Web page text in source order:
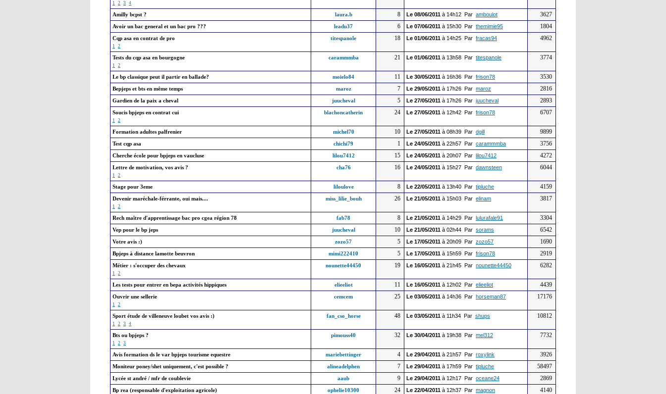
1 2 3 4
Amilly bcpst ? laura.b 8 Le 08/06/2011 à 14h12 Par amboulot 3627
Avoir un bac general et un bac pro ??? leadu37 6 Le 07/06/2011 à 15h30 Par themimie95 1804
Cqp asa en contrat de pro
1 2
titespanole 18 Le 01/06/2011 à 14h25 Par fracas94 4962
Tests du cqp asa en bourgogne
1 2
carammmba 21 Le 01/06/2011 à 13h58 Par titespanole 3774
Le bp classique peut il partir en ballade? moielo84 11 Le 30/05/2011 à 16h36 Par frison78 3530
Bepjeps et bts en même temps maroz 7 Le 29/05/2011 à 17h26 Par maroz 2816
Gardien de la paix a cheval juucheval 5 Le 27/05/2011 à 17h26 Par juucheval 2893
Soucis bpjeps en contrat cui
1 2
blachoncatherin 24 Le 27/05/2011 à 12h42 Par frison78 6707
Formation adultes palfrenier michel70 10 Le 27/05/2011 à 08h39 Par dgill 9899
Test cqp asa chichi79 1 Le 24/05/2011 à 22h57 Par carammmba 3756
Cherche école pour bpjeps en vaucluse lilou7412 15 Le 24/05/2011 à 20h07 Par lilou7412 4272
Lettre de motivation, vos avis ?
1 2
cha76 16 Le 24/05/2011 à 15h27 Par dawnsteen 6044
Stage pour 3eme liloulove 8 Le 22/05/2011 à 13h40 Par tipluche 4159
Devenir maréchale-férrante, oui mais....
1 2
miss_lilie_bouh 26 Le 21/05/2011 à 15h03 Par elinam 3817
Rech maître d'apprentissage bac pro cgea région 78 fab78 8 Le 21/05/2011 à 14h29 Par lulurafale91 3304
Vep pour le bp jeps juucheval 10 Le 21/05/2011 à 02h44 Par sorams 6542
Votre avis :) zozo57 5 Le 17/05/2011 à 20h09 Par zozo57 1690
Bpjeps à distance lamotte beuvron mimi222410 5 Le 17/05/2011 à 15h59 Par frison78 2919
Métier : s'occuper des chevaux
1 2
nounette44450 19 Le 16/05/2011 à 21h45 Par nounette44450 6282
Les tests pour entrer en bepa activités hippiques elieeliot 11 Le 16/05/2011 à 12h02 Par elieeliot 4439
Ouvrir une sellerie
1 2
cemcem 25 Le 03/05/2011 à 14h36 Par horseman87 17176
Sport étude de villeneuve loubet vos avis :)
1 2 3 4
fan_cso_horse 48 Le 03/05/2011 à 11h34 Par shups 10812
Bts ou bpjeps ?
1 2 3
pimouss40 32 Le 30/04/2011 à 19h38 Par mel312 7732
Avis formation ds le var bpjeps tourisme equestre mariebettinger 4 Le 29/04/2011 à 21h57 Par roxylink 3926
Moniteur poney/shet uniquement, c'est possible ? alineadelphen 7 Le 29/04/2011 à 17h59 Par tipluche 58497
Lycée st andré / mfr de coublevie aaub 9 Le 29/04/2011 à 12h17 Par oceane24 2869
Bp rea (responsable d'exploitation agricole) ophelie10300 24 Le 22/04/2011 à 12h37 Par magnon 4140